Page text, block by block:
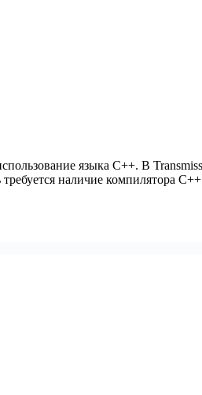
языка C++. В
наличие компилятора